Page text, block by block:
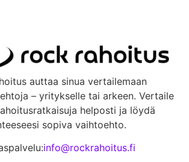
auttaa sinua vertailemaan
– yritykselle tai arkeen. Vertaile
helposti ja löydä
sopiva vaihtoehto.
info@rockrahoitus.fi